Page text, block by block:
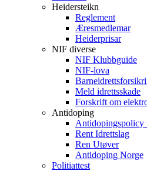
Heidersteikn
Reglement
Æresmedlemar
Heiderprisar
NIF diverse
NIF Klubbguide
NIF-lova
Meld idrettsskade
Forskrift om
Antidoping
Antidopingspolicy
Rent Idrettslag
Ren Utøver
Antidoping Norge
Politiattest